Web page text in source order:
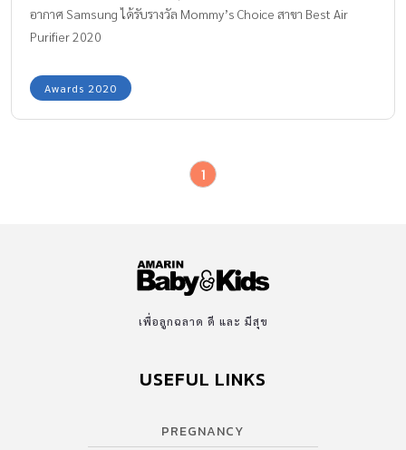
อากาศ Samsung ได้รับรางวัล Mommy’s Choice สาขา Best Air
Purifier 2020
Awards 2020
1
เพื่อลูกฉลาด ดี และ มีสุข
USEFUL LINKS
PREGNANCY